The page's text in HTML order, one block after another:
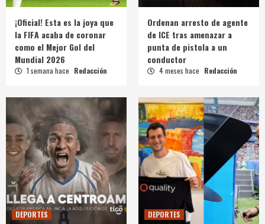
¡Oficial! Esta es la joya que
la FIFA acaba de coronar
como el Mejor Gol del
Mundial 2026
1 semana hace Redacción
Ordenan arresto de agente
de ICE tras amenazar a
punta de pistola a un
conductor
4 meses hace Redacción
DEPORTES DEPORTES